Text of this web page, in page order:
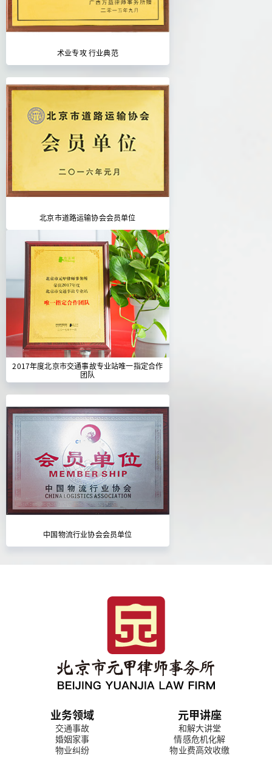
术业专攻 行业典范
北京市道路运输协会会员单位
2017年度北京市交通事故专业站唯一指定合作
团队
中国物流行业协会会员单位
业务领域
交通事故
婚姻家事
物业纠纷
元甲讲座
和解大讲堂
情感危机化解
物业费高效收缴